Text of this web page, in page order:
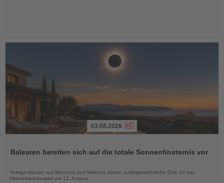
die
03.08.2026
Balearen bereiten sich auf die totale Sonnenfinsternis vor
Vestige-Häuser auf Menorca und Mallorca bieten außergewöhnliche Orte für das
Himmelsschauspiel am 12. August